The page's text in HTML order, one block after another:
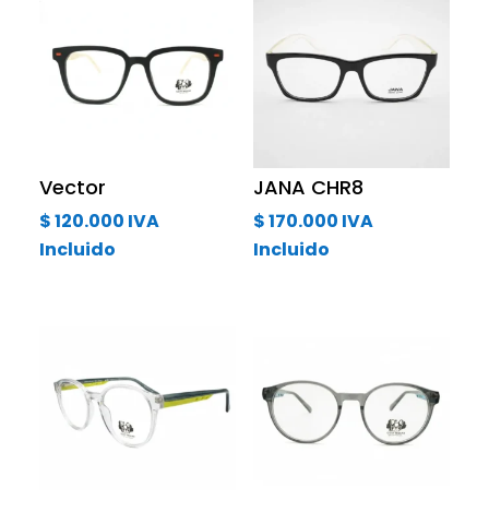
Vector
$120.000 IVA
Incluido
JANA CHR8
$170.000 IVA
Incluido